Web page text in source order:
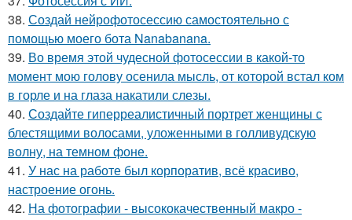
38. Создай нейрофотосессию самостоятельно с
помощью моего бота Nanabanana.
39. Во время этой чудесной фотосессии в какой-то
момент мою голову осенила мысль, от которой встал ком
в горле и на глаза накатили слезы.
40. Создайте гиперреалистичный портрет женщины с
блестящими волосами, уложенными в голливудскую
волну, на темном фоне.
41. У нас на работе был корпоратив, всё красиво,
настроение огонь.
42. На фотографии - высококачественный макро -